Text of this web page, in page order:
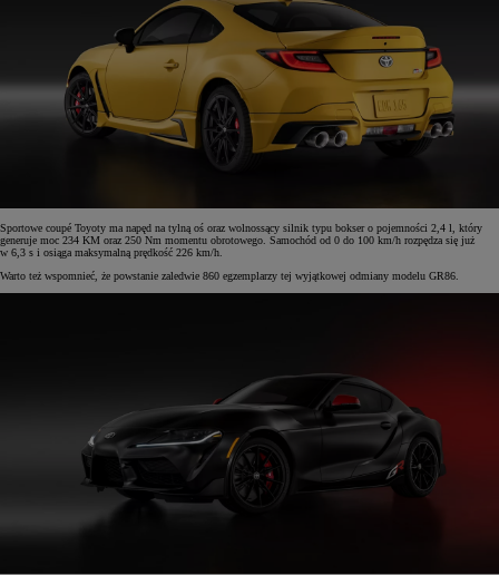
Sportowe coupé Toyoty ma napęd na tylną oś oraz wolnossący silnik typu bokser o pojemności 2,4 l, który
generuje moc 234 KM oraz 250 Nm momentu obrotowego. Samochód od 0 do 100 km/h rozpędza się już
w 6,3 s i osiąga maksymalną prędkość 226 km/h.
Warto też wspomnieć, że powstanie zaledwie 860 egzemplarzy tej wyjątkowej odmiany modelu GR86.